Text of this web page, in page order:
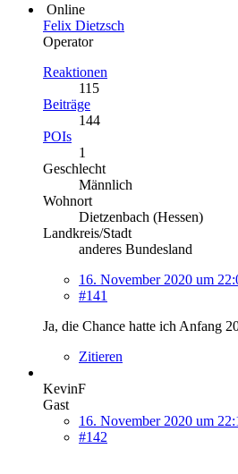
Online
Felix Dietzsch
Operator
Reaktionen
115
Beiträge
144
POIs
1
Geschlecht
Männlich
Wohnort
Dietzenbach (Hessen)
Landkreis/Stadt
anderes Bundesland
16. November 2020 um
#141
Ja, die Chance hatte ich Anfang
Zitieren
KevinF
Gast
16. November 2020 um
#142